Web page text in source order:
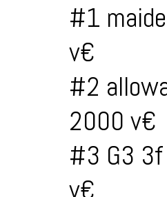
#1
v€
#2
2000 v€
#3 G3
v€